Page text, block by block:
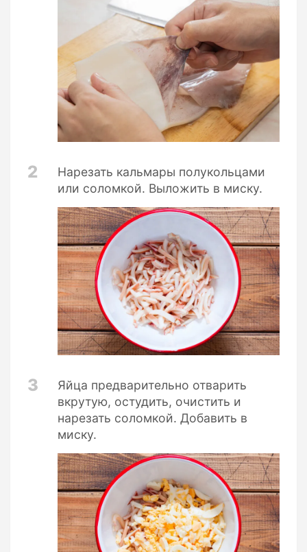
2
Нарезать кальмары полукольцами
или соломкой. Выложить в миску.
3
Яйца предварительно отварить
вкрутую, остудить, очистить и
нарезать соломкой. Добавить в
миску.